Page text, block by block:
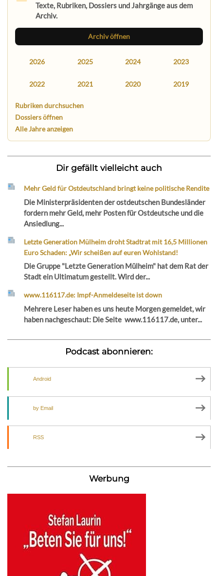
Texte, Rubriken, Dossiers und Jahrgänge aus dem
Archiv.
Archiv öffnen
2026 2025 2024 2023
2022 2021 2020 2019
Rubriken durchsuchen
Dossiers öffnen
Alle Jahre anzeigen
Dir gefällt vielleicht auch
Mehr Geld für Ostdeutschland bringt keine politische Rendite
Die Ministerpräsidenten der ostdeutschen Bundesländer
fordern mehr Geld, mehr Posten für Ostdeutsche und die
Ansiedlung...
Letzte Generation Mülheim droht Stadtrat mit 16,5 Millionen
Euro Schaden: „Wir scheißen auf euren Wohlstand!
Die Gruppe "Letzte Generation Mülheim" hat dem Rat der
Stadt ein Ultimatum gestellt. Wird der...
www.116117.de: Impf-Anmeldeseite ist down
Mehrere Leser haben es uns heute Morgen gemeldet, wir
haben nachgeschaut: Die Seite www.116117.de, unter...
Podcast abonnieren:
Android
by Email
RSS
Werbung